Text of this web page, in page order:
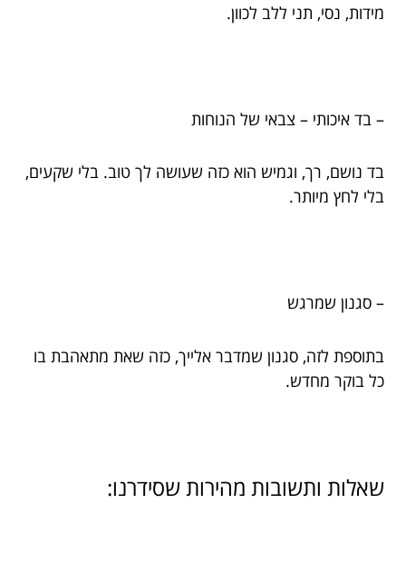
מידות, נסי, תני ללב לכוון.
– בד איכותי – צבאי של הנוחות
בד נושם, רך, וגמיש הוא כזה שעושה לך טוב. בלי שקעים,
בלי לחץ מיותר.
– סגנון שמרגש
בתוספת לזה, סגנון שמדבר אלייך, כזה שאת מתאהבת בו
כל בוקר מחדש.
שאלות ותשובות מהירות שסידרנו: